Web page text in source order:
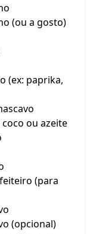
(ou a gosto)
(ex: paprika,
ou azeite
(para
(opcional)